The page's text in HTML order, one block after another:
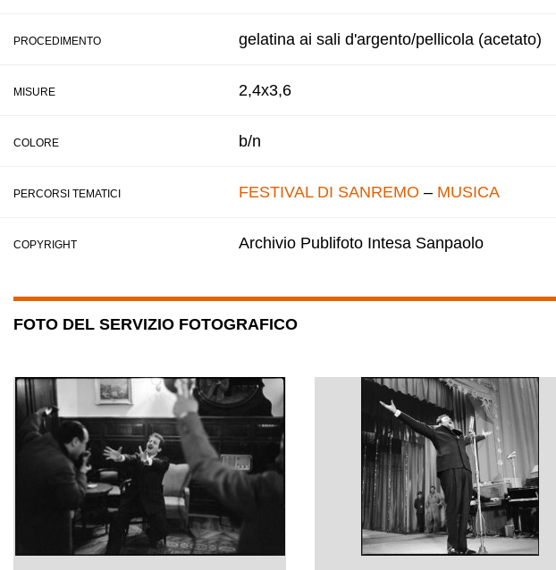
PROCEDIMENTO gelatina ai sali d'argento/pellicola (acetato)
MISURE 2,4x3,6
COLORE b/n
PERCORSI TEMATICI FESTIVAL DI SANREMO – MUSICA
COPYRIGHT Archivio Publifoto Intesa Sanpaolo
FOTO DEL SERVIZIO FOTOGRAFICO